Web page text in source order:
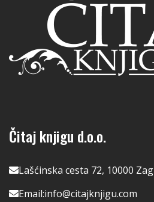
Čitaj knjigu d.o.o.
Lašćinska cesta 72, 10000
Email:info@citajknjigu.com